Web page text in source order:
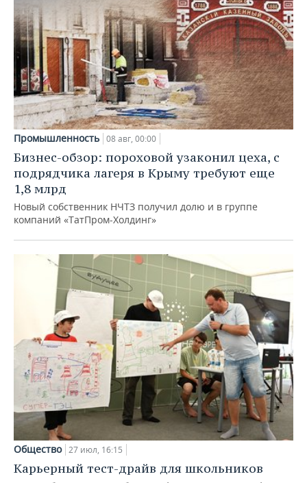
Промышленность 08 авг, 00:00
Бизнес-обзор: пороховой узаконил цеха, с
подрядчика лагеря в Крыму требуют еще
1,8 млрд
Новый собственник НЧТЗ получил долю и в группе
компаний «ТатПром-Холдинг»
Общество 27 июл, 16:15
Карьерный тест-драйв для школьников